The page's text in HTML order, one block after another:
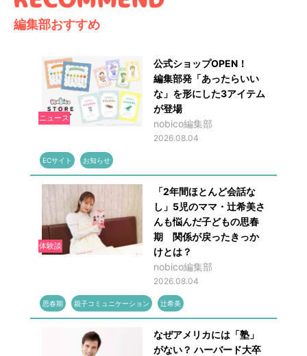
編集部おすすめ
ニュース
公式ショップOPEN！
編集部発「あったらいい
な」を形にした3アイテム
が登場
nobico編集部
2026.08.04
ECサイト お知らせ
体験談
「2年間ほとんど会話な
し」5児のママ・辻希美さ
んも悩んだ子どもの思春
期 関係が戻ったきっか
けとは？
nobico編集部
2026.08.04
思春期 親子コミュニケーション 辻希美
なぜアメリカには「塾」
がない？ ハーバード大卒